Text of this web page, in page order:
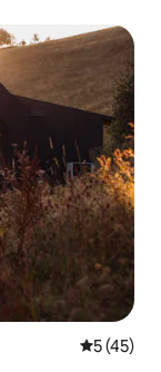
5 (45)